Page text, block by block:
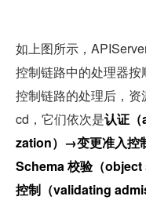
如上图所示，
控制链路中的处理器
控制链路的处理后，
cd，它们依次是认证
zation）→变更准入
Schema 校验（
控制（validating